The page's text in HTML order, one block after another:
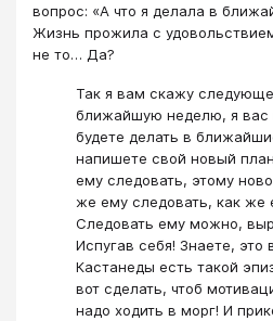
вопрос: «А что я делала в
Жизнь прожила с
не то… Да?
Так я вам скажу
ближайшую неделю, я вас
будете делать в
напишете свой новый
ему следовать, этому
же ему следовать, как же
Следовать ему можно,
Испугав себя! Знаете, это
Кастанеды есть такой
вот сделать, чтоб
надо ходить в морг! И